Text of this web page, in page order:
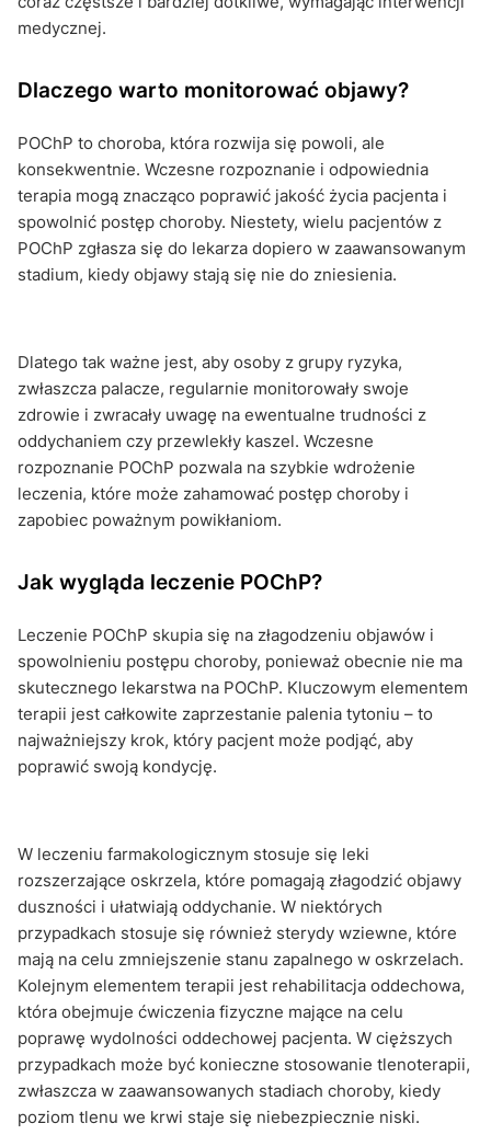
medycznej.
Dlaczego warto monitorować objawy?
POChP to choroba, która rozwija się powoli, ale
konsekwentnie. Wczesne rozpoznanie i odpowiednia
terapia mogą znacząco poprawić jakość życia pacjenta i
spowolnić postęp choroby. Niestety, wielu pacjentów z
POChP zgłasza się do lekarza dopiero w zaawansowanym
stadium, kiedy objawy stają się nie do zniesienia.
Dlatego tak ważne jest, aby osoby z grupy ryzyka,
zwłaszcza palacze, regularnie monitorowały swoje
zdrowie i zwracały uwagę na ewentualne trudności z
oddychaniem czy przewlekły kaszel. Wczesne
rozpoznanie POChP pozwala na szybkie wdrożenie
leczenia, które może zahamować postęp choroby i
zapobiec poważnym powikłaniom.
Jak wygląda leczenie POChP?
Leczenie POChP skupia się na złagodzeniu objawów i
spowolnieniu postępu choroby, ponieważ obecnie nie ma
skutecznego lekarstwa na POChP. Kluczowym elementem
terapii jest całkowite zaprzestanie palenia tytoniu – to
najważniejszy krok, który pacjent może podjąć, aby
poprawić swoją kondycję.
W leczeniu farmakologicznym stosuje się leki
rozszerzające oskrzela, które pomagają złagodzić objawy
duszności i ułatwiają oddychanie. W niektórych
przypadkach stosuje się również sterydy wziewne, które
mają na celu zmniejszenie stanu zapalnego w oskrzelach.
Kolejnym elementem terapii jest rehabilitacja oddechowa,
która obejmuje ćwiczenia fizyczne mające na celu
poprawę wydolności oddechowej pacjenta. W cięższych
przypadkach może być konieczne stosowanie tlenoterapii,
zwłaszcza w zaawansowanych stadiach choroby, kiedy
poziom tlenu we krwi staje się niebezpiecznie niski.